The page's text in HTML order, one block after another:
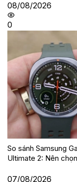
08/08/2026
0
So sánh Samsung
Ultimate 2: Nên
07/08/2026